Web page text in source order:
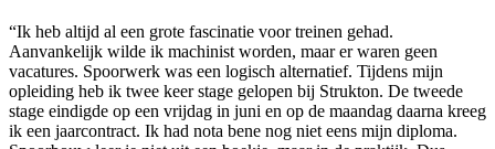
“Ik heb altijd al een grote fascinatie voor treinen gehad.
Aanvankelijk wilde ik machinist worden, maar er waren geen
vacatures. Spoorwerk was een logisch alternatief. Tijdens mijn
opleiding heb ik twee keer stage gelopen bij Strukton. De tweede
stage eindigde op een vrijdag in juni en op de maandag daarna kreeg
ik een jaarcontract. Ik had nota bene nog niet eens mijn diploma.